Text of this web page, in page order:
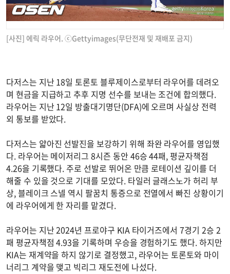
[사진] 에릭 라우어. ⓒGettyimages(무단전재 및 재배포 금지)
다저스는 지난 18일 토론토 블루제이스로부터 라우어를 데려오
며 현금을 지급하고 추후 지명 선수를 보내는 조건에 합의했다.
라우어는 지난 12일 방출대기명단(DFA)에 오르며 사실상 전력
외 통보를 받았다.
다저스는 얇아진 선발진을 보강하기 위해 좌완 라우어를 영입했
다. 라우어는 메이저리그 8시즌 동안 46승 44패, 평균자책점
4.26을 기록했다. 주로 선발로 뛰어온 만큼 로테이션 깊이를 더
해줄 수 있을 것으로 기대를 모았다. 타일러 글래스노가 허리 부
상, 블레이크 스넬 역시 팔꿈치 통증으로 전열에서 빠진 상황이기
에 라우어에게 한 자리를 맡겼다.
라우어는 지난 2024년 프로야구 KIA 타이거즈에서 7경기 2승 2
패 평균자책점 4.93을 기록하며 우승을 경험하기도 했다. 하지만
KIA는 재계약을 하지 않기로 결정했고, 라우어는 토론토와 마이
너리그 계약을 맺고 빅리그 재도전에 나섰다.